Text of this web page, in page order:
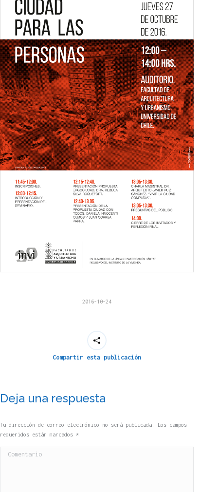
2016-10-24
Compartir esta publicación
Deja una respuesta
Tu dirección de correo electrónico no será publicada. Los campos
requeridos están marcados *
Comentario